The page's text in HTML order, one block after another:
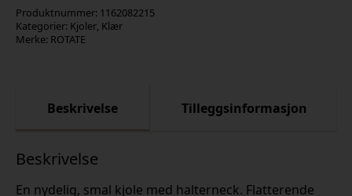
antall
Produktnummer: 1162082215
Kategorier: Kjoler, Klær
Merke: ROTATE
Beskrivelse Tilleggsinformasjon
Beskrivelse
En nydelig, smal kjole med halterneck. Flatterende